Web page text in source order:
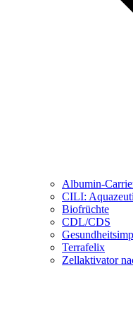
Albumin-
CILI:
Biofrüchte
CDL/CDS
Terrafelix
Zellaktivator